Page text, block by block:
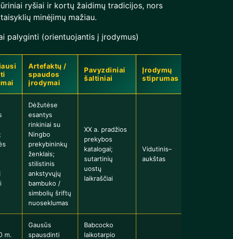
ryšiai ir kortų žaidimų tradicijos, nors
minėjimų mažiau.
palyginti (orientuojantis į įrodymus)
Artefaktų /
spaudos
įrodymai
Pavyzdiniai
šaltiniai
Įrodymų
stiprumas
Dėžutėse
esantys
rinkiniai su
Ningbo
prekybininkų
ženklais;
stilistinis
ankstyvųjų
bambuko /
simbolių šriftų
nuoseklumas
XX a. pradžios
prekybos
katalogai;
sutartinių
uostų
laikraščiai
Vidutinis–
aukštas
m.
Gausūs
spausdinti
Babcocko
laikotarpio